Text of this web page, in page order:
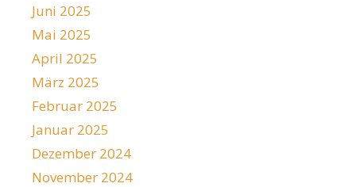
Juni 2025
Mai 2025
April 2025
März 2025
Februar 2025
Januar 2025
Dezember 2024
November 2024